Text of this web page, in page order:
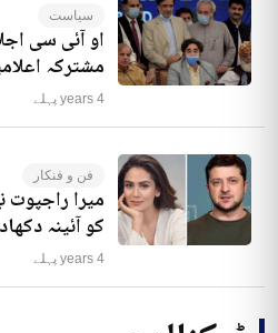
سیاست
او آئی سی
مشترکہ
4 years پہلے
فن و فنکار
میرا راجپوت
کو آئینہ
4 years پہلے